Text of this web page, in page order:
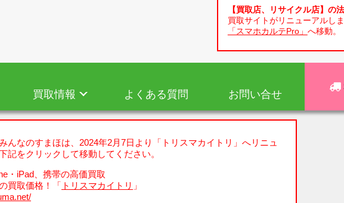
【買取店、リサイクル店】の
買取サイトがリニューアルしま
「スマホカルテPro」 へ移動。
買取情報 よくある質問 お問い合せ
んなのすまほは、2024年2月7日より「トリスマカイトリ」へリニュ
記をクリックして移動してください。
・iPad、携帯の高価買取
買取価格！「 トリスマカイトリ 」